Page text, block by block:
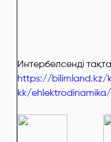
Интербелсенді
https://bilimland.kz/
kk/